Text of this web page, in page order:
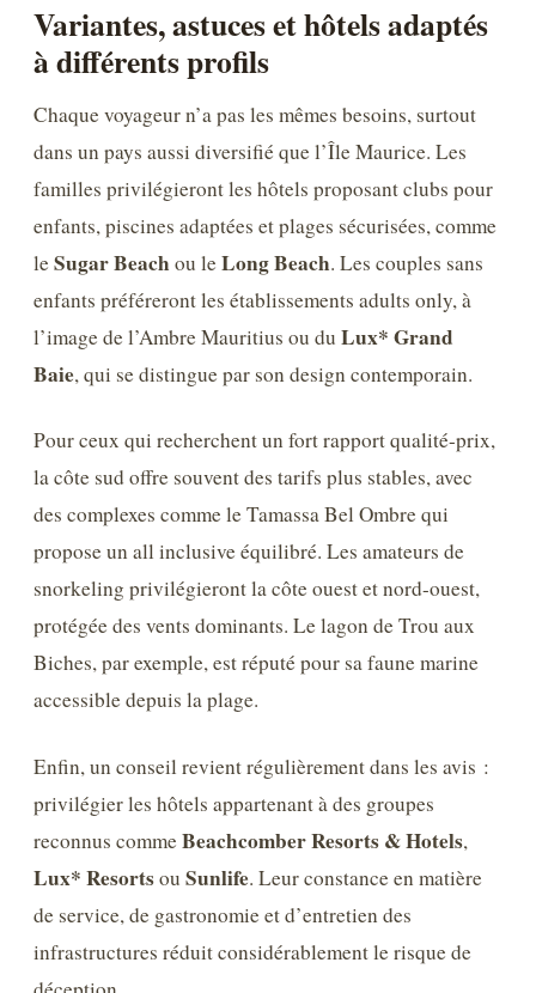
Variantes, astuces et hôtels adaptés
à différents profils
Chaque voyageur n’a pas les mêmes besoins, surtout
dans un pays aussi diversifié que l’Île Maurice. Les
familles privilégieront les hôtels proposant clubs pour
enfants, piscines adaptées et plages sécurisées, comme
le Sugar Beach ou le Long Beach. Les couples sans
enfants préféreront les établissements adults only, à
l’image de l’Ambre Mauritius ou du Lux* Grand
Baie, qui se distingue par son design contemporain.
Pour ceux qui recherchent un fort rapport qualité-prix,
la côte sud offre souvent des tarifs plus stables, avec
des complexes comme le Tamassa Bel Ombre qui
propose un all inclusive équilibré. Les amateurs de
snorkeling privilégieront la côte ouest et nord-ouest,
protégée des vents dominants. Le lagon de Trou aux
Biches, par exemple, est réputé pour sa faune marine
accessible depuis la plage.
Enfin, un conseil revient régulièrement dans les avis :
privilégier les hôtels appartenant à des groupes
reconnus comme Beachcomber Resorts & Hotels,
Lux* Resortsou Sunlife. Leur constance en matière
de service, de gastronomie et d’entretien des
infrastructures réduit considérablement le risque de